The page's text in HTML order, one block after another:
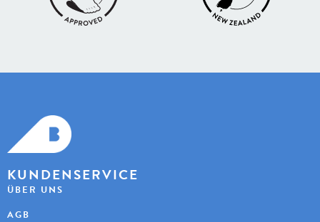
KUNDENSERVICE
ÜBER UNS
AGB